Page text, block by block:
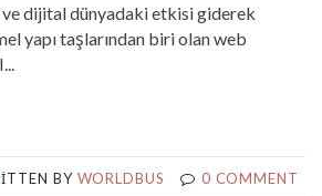
dijital dünyadaki etkisi giderek
yapı taşlarından biri olan web
BY WORLDBUS 0 COMMENT